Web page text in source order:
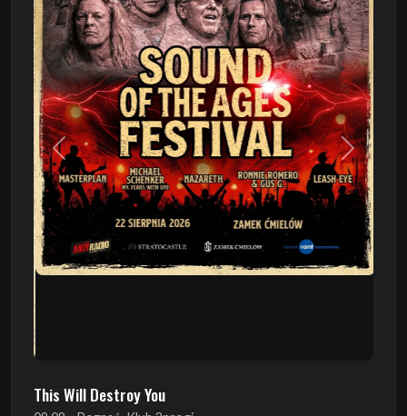
Poprzedni Następny
This Will Destroy You
09.08 - Poznań, Klub 2progi
Sound Of The Ages Festival
22.08 - Ćmielów, Zamek Ćmielów